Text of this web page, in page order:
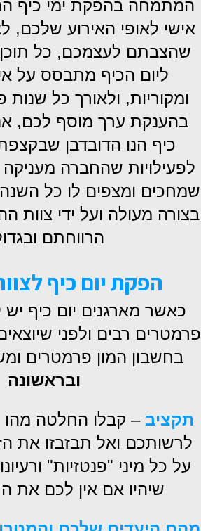
המתמחה בהפקת ימי כיף
אישי לאופי האירוע שלכם,
שהצבתם לעצמכם, כל
ליום הכיף מתבסס על
ומקוריות, ולאורך כל שנות
בהענקת ערך מוסף לכם, אנו
כיף הנו הדובדבן
לפעילויות שהחברה
שמחכים ומצפים לו כל השנה
בצורה מעולה ועל ידי צוות
הרווחתם
הפקת יום כיף
כאשר מארגנים יום כיף יש
פרמטרים רבים ולפני
בחשבון המון פרמטרים
ובראשונה
תקציב– קבלו החלטה
לרשותכם ואל תבזבזו את
על כל מיני "פנטזיות"
שיהיו אם אין לכם את